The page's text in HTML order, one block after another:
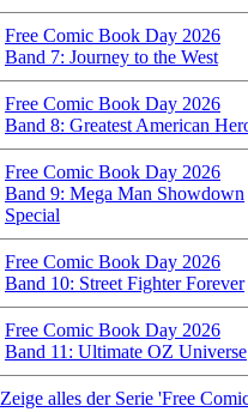
Free Comic Book Day 2026
Band 7: Journey to the West
Free Comic Book Day 2026
Band 8: Greatest American
Free Comic Book Day 2026
Band 9: Mega Man Showdown
Special
Free Comic Book Day 2026
Band 10: Street Fighter Forever
Free Comic Book Day 2026
Band 11: Ultimate OZ Universe
Zeige alles der Serie 'Free